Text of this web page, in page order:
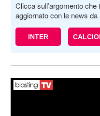
Clicca sull’argomento
aggiornato con le news da
INTER